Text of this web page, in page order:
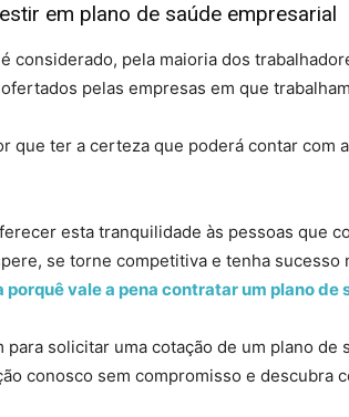
em plano de saúde empresarial
considerado, pela maioria dos
pelas empresas em que
que ter a certeza que poderá contar com
esta tranquilidade às pessoas que
se torne competitiva e tenha sucesso
vale a pena contratar um plano de
para solicitar uma cotação de um plano de
conosco sem compromisso e descubra